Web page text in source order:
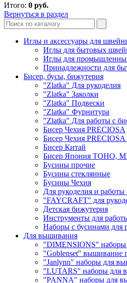
Итого: 0 руб.
Вернуться в раздел
Иглы и аксессуары для
Иглы для бытовых
Иглы для
Принадлежности для
Бисер, бусы, бижутерия
"Zlatka" Для рукоделия
"Zlatka" Заколки
"Zlatka" Подвески
"Zlatka" Фурнитура
"Zlatka" Для работы с
Бисер Чехия PRECIOSA
Бисер Чехия PRECIOSA
Бисер Китай
Бисер Япония TOHO,
Бусины прочие
Бусины стеклянные
Бусины Чехия
Для рукоделия и работы
"FAYCRAFT" для
Детская бижутерия
Инструменты для
Наборы с бусинами для
Для вышивания
"DIMENSIONS"
"Goblenset" вышивание
"Janlynn" наборы для
"LUTARS" наборы для
"PANNA" наборы для